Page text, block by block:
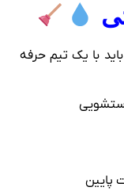
با یک تیم حرفه‌
پایین